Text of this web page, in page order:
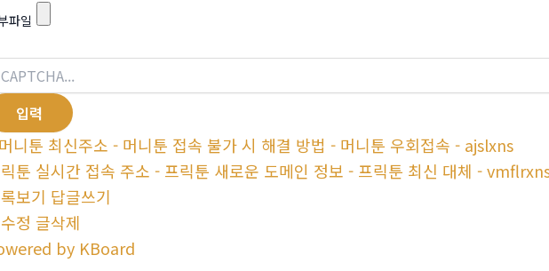
파일
니툰 최신주소 - 머니툰 접속 불가 시 해결 방법 - 머니툰 우회접속 - ajslxns
툰 실시간 접속 주소 - 프릭툰 새로운 도메인 정보 - 프릭툰 최신 대체 -
보기 답글쓰기
정 글삭제
by KBoard